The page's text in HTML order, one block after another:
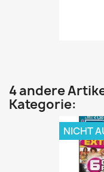
4 andere
Kategorie:
NICHT